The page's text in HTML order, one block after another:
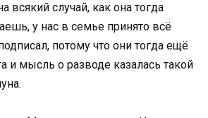
всякий случай, как она тогда
у нас в семье принято всё
потому что они тогда ещё
и мысль о разводе казалась такой